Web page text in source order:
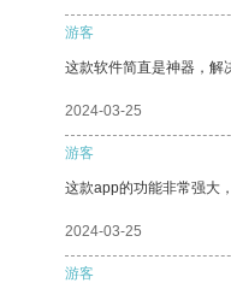
游客
这款软件简直是神器，解
2024-03-25
游客
这款app的功能非常强大
2024-03-25
游客